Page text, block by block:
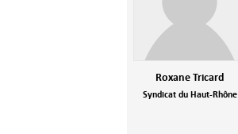
Roxane Tricard
Syndicat du Haut-Rhône